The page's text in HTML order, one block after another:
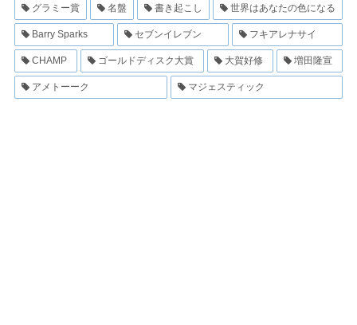
グラミー賞 名盤 書き起こし 世界はあなたの色になる
Barry Sparks セブンイレブン フキアレナサイ
CHAMP ゴールドディスク大賞 大賀好修 増田隆宣
アメトーーク マジェスティック